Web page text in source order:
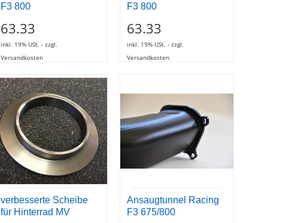
F3 800
63.33
inkl. 19% USt. - zzgl.
Versandkosten
F3 800
63.33
inkl. 19% USt. - zzgl.
Versandkosten
verbesserte Scheibe
für Hinterrad MV
Ansaugtunnel Racing
F3 675/800